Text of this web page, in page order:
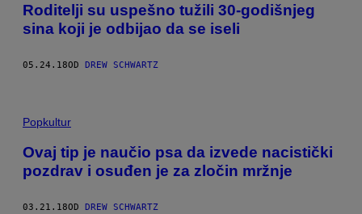
Roditelji su uspešno tužili 30-godišnjeg
sina koji je odbijao da se iseli
05.24.18OD DREW SCHWARTZ
Popkultur
Ovaj tip je naučio psa da izvede nacistički
pozdrav i osuđen je za zločin mržnje
03.21.18OD DREW SCHWARTZ